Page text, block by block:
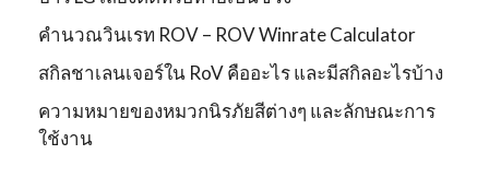
คำนวณวินเรท ROV – ROV Winrate Calculator
สกิลชาเลนเจอร์ใน RoV คืออะไร และมีสกิลอะไรบ้าง
ความหมายของหมวกนิรภัยสีต่างๆ และลักษณะการ
ใช้งาน